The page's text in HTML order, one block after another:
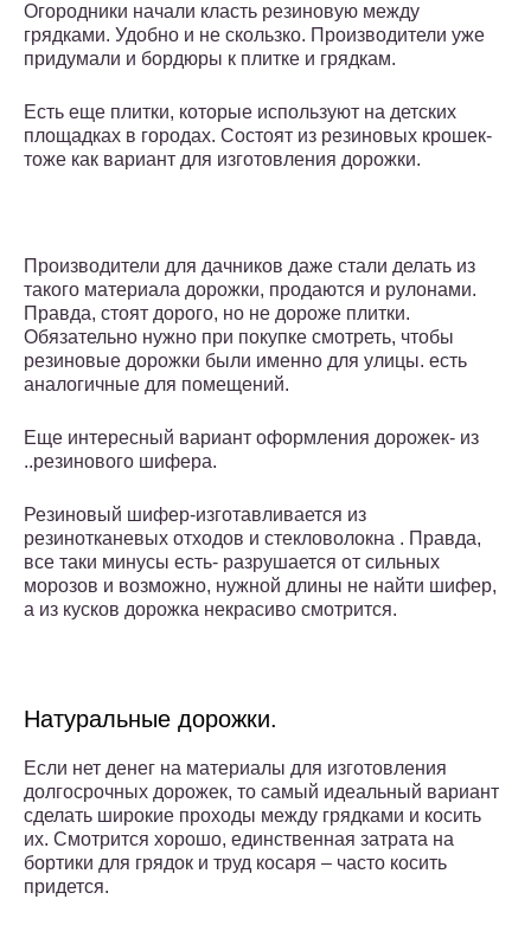
Огородники начали класть резиновую между
грядками. Удобно и не скользко. Производители уже
придумали и бордюры к плитке и грядкам.
Есть еще плитки, которые используют на детских
площадках в городах. Состоят из резиновых крошек-
тоже как вариант для изготовления дорожки.
Производители для дачников даже стали делать из
такого материала дорожки, продаются и рулонами.
Правда, стоят дорого, но не дороже плитки.
Обязательно нужно при покупке смотреть, чтобы
резиновые дорожки были именно для улицы. есть
аналогичные для помещений.
Еще интересный вариант оформления дорожек- из
..резинового шифера.
Резиновый шифер-изготавливается из
резинотканевых отходов и стекловолокна . Правда,
все таки минусы есть- разрушается от сильных
морозов и возможно, нужной длины не найти шифер,
а из кусков дорожка некрасиво смотрится.
Натуральные дорожки.
Если нет денег на материалы для изготовления
долгосрочных дорожек, то самый идеальный вариант
сделать широкие проходы между грядками и косить
их. Смотрится хорошо, единственная затрата на
бортики для грядок и труд косаря – часто косить
придется.